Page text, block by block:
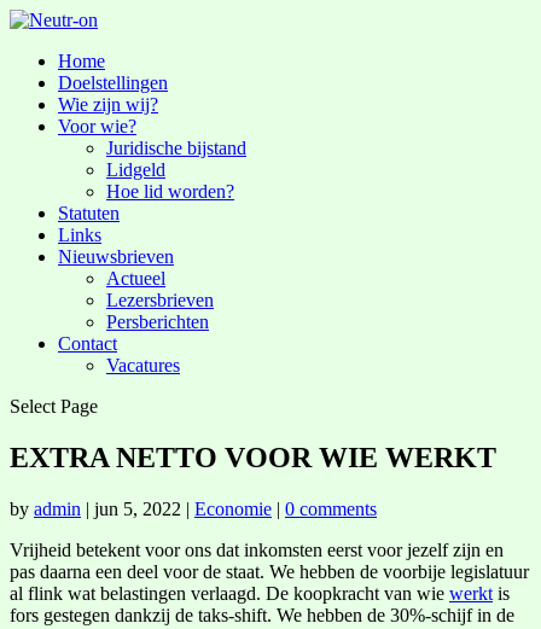
Home
Doelstellingen
Wie zijn wij?
Voor wie?
Juridische bijstand
Lidgeld
Hoe lid worden?
Statuten
Links
Nieuwsbrieven
Actueel
Lezersbrieven
Persberichten
Contact
Vacatures
Select Page
EXTRA NETTO VOOR WIE WERKT
by admin | jun 5, 2022 | Economie | 0 comments
Vrijheid betekent voor ons dat inkomsten eerst voor jezelf zijn en
pas daarna een deel voor de staat. We hebben de voorbije legislatuur
al flink wat belastingen verlaagd. De koopkracht van wie werkt is
fors gestegen dankzij de taks-shift. We hebben de 30%-schijf in de